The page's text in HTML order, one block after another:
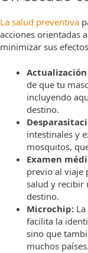
La salud preventiva
acciones orientadas
minimizar sus
de que tu
incluyendo
destino.
intestinales y
mosquitos,
Examen
previo al viaje
salud y recibir
destino.
Microchip:
facilita la
sino que
muchos países.